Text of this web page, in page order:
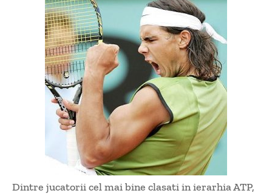
Dintre jucatorii cel mai bine clasati in ierarhia ATP,